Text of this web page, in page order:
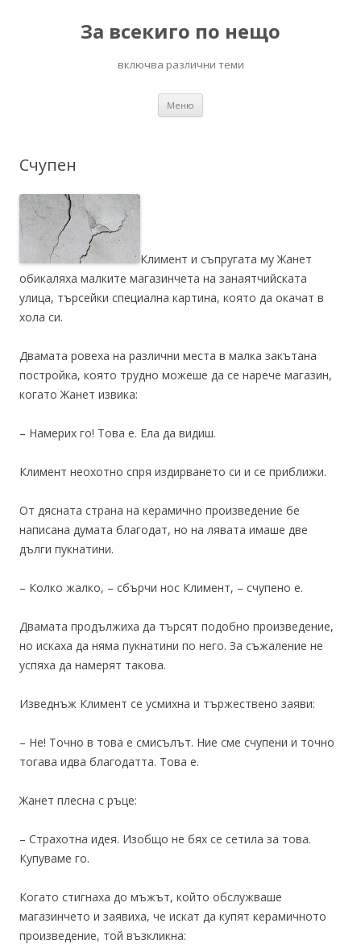
За всекиго по нещо
включва различни теми
Меню
Счупен
Климент и съпругата му Жанет
обикаляха малките магазинчета на занаятчийската
улица, търсейки специална картина, която да окачат в
хола си.
Двамата ровеха на различни места в малка закътана
постройка, която трудно можеше да се нарече магазин,
когато Жанет извика:
– Намерих го! Това е. Ела да видиш.
Климент неохотно спря издирването си и се приближи.
От дясната страна на керамично произведение бе
написана думата благодат, но на лявата имаше две
дълги пукнатини.
– Колко жалко, – сбърчи нос Климент, – счупено е.
Двамата продължиха да търсят подобно произведение,
но искаха да няма пукнатини по него. За съжаление не
успяха да намерят такова.
Изведнъж Климент се усмихна и тържествено заяви:
– Не! Точно в това е смисълът. Ние сме счупени и точно
тогава идва благодатта. Това е.
Жанет плесна с ръце:
– Страхотна идея. Изобщо не бях се сетила за това.
Купуваме го.
Когато стигнаха до мъжът, който обслужваше
магазинчето и заявиха, че искат да купят керамичното
произведение, той възкликна: